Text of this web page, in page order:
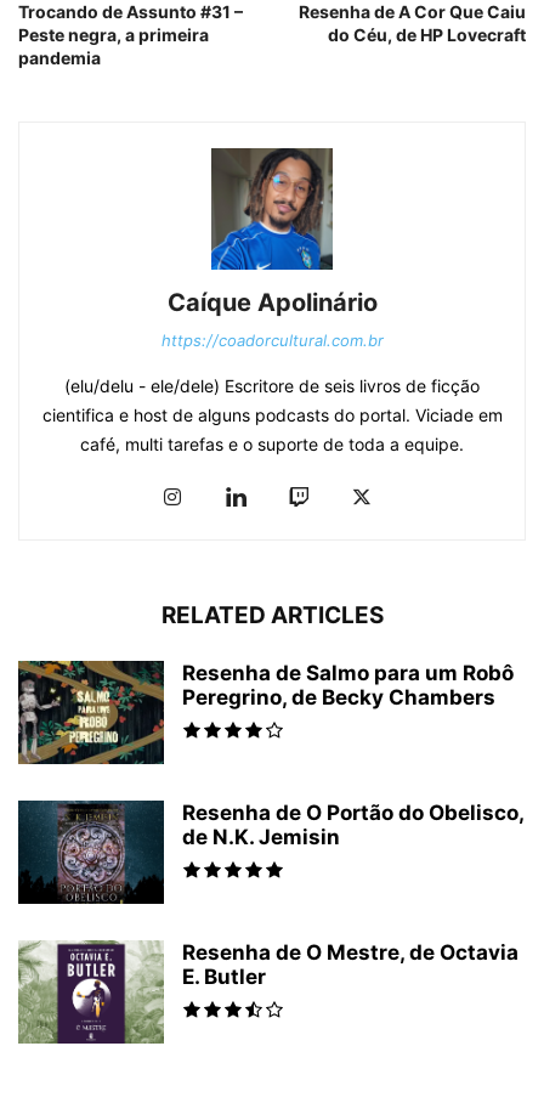
Trocando de Assunto #31 –
Peste negra, a primeira
pandemia
Resenha de A Cor Que Caiu
do Céu, de HP Lovecraft
Caíque Apolinário
https://coadorcultural.com.br
(elu/delu - ele/dele) Escritore de seis livros de ficção
cientifica e host de alguns podcasts do portal. Viciade em
café, multi tarefas e o suporte de toda a equipe.
RELATED ARTICLES
Resenha de Salmo para um Robô
Peregrino, de Becky Chambers
Resenha de O Portão do Obelisco,
de N.K. Jemisin
Resenha de O Mestre, de Octavia
E. Butler